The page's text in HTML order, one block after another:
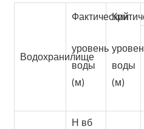
Водохранилище
Фактический
уровень
воды
(м)
воды
(м)
Н вб